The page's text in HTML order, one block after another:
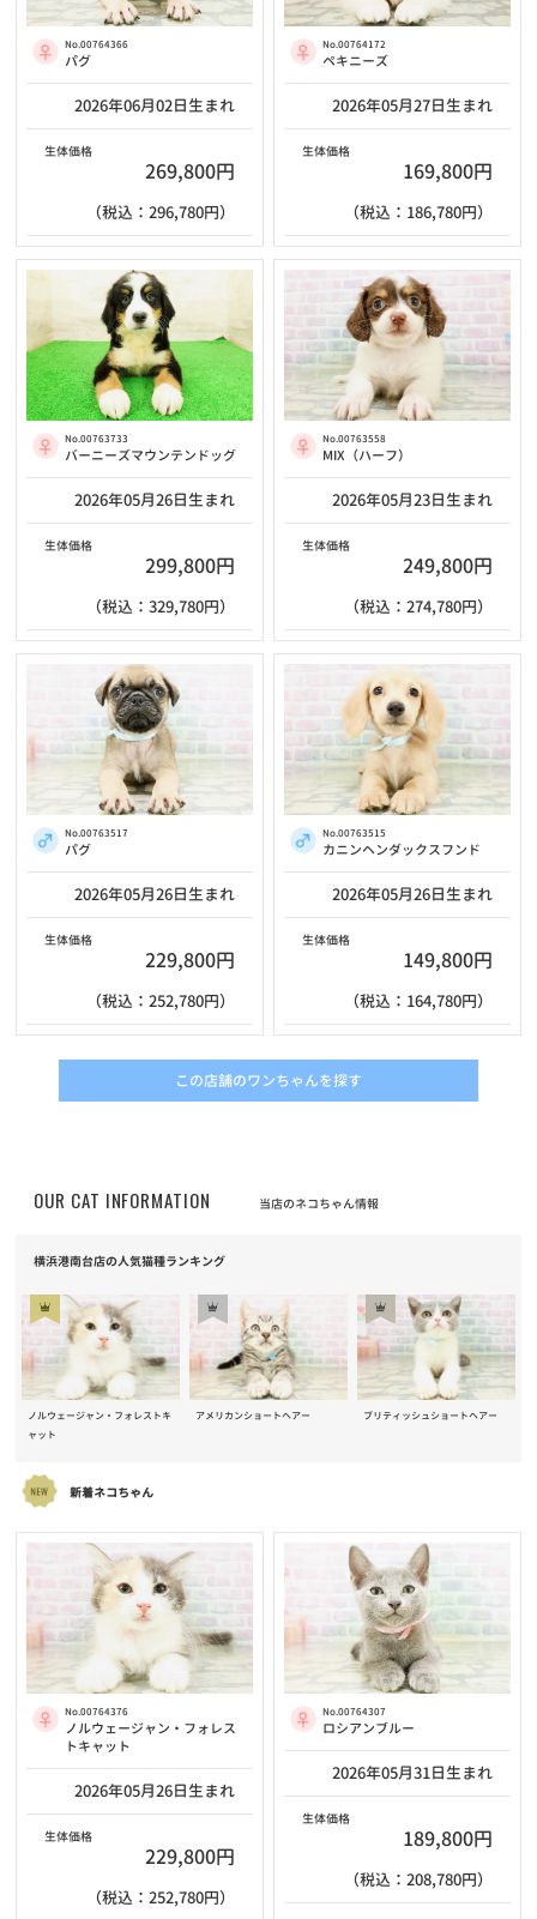
No.00764366
パグ
2026年06月02日生まれ
生体価格
269,800円
（税込：296,780円）
No.00764172
ペキニーズ
2026年05月27日生まれ
生体価格
169,800円
（税込：186,780円）
No.00763733
バーニーズマウンテンドッグ
2026年05月26日生まれ
生体価格
299,800円
（税込：329,780円）
No.00763558
MIX（ハーフ）
2026年05月23日生まれ
生体価格
249,800円
（税込：274,780円）
No.00763517
パグ
2026年05月26日生まれ
生体価格
229,800円
（税込：252,780円）
No.00763515
カニンヘンダックスフンド
2026年05月26日生まれ
生体価格
149,800円
（税込：164,780円）
この店舗のワンちゃんを探す
OUR CAT INFORMATION 当店のネコちゃん情報
横浜港南台店の人気猫種ランキング
ノルウェージャン・フォレストキ
ャット
アメリカンショートヘアー ブリティッシュショートヘアー
新着ネコちゃん
No.00764376
ノルウェージャン・フォレス
トキャット
2026年05月26日生まれ
生体価格
229,800円
（税込：252,780円）
No.00764307
ロシアンブルー
2026年05月31日生まれ
生体価格
189,800円
（税込：208,780円）